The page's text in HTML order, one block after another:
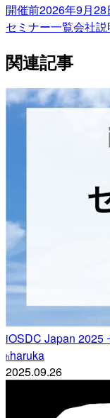
開催前2026年9月28
セミナー一覧会社
関連記事
iOSDC Japan 2025
hharuka
2025.09.26